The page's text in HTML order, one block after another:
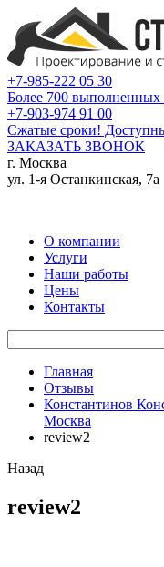
+7-985-222 05 30
Более 700 выполненных
+7-903-974 91 00
Сжатые сроки!
ЗАКАЗАТЬ ЗВОНОК
г. Москва
ул. 1-я Останкинская, 7а
О компании
Услуги
Наши работы
Цены
Контакты
Главная
Отзывы
Константинов
Москва
review2
Назад
review2